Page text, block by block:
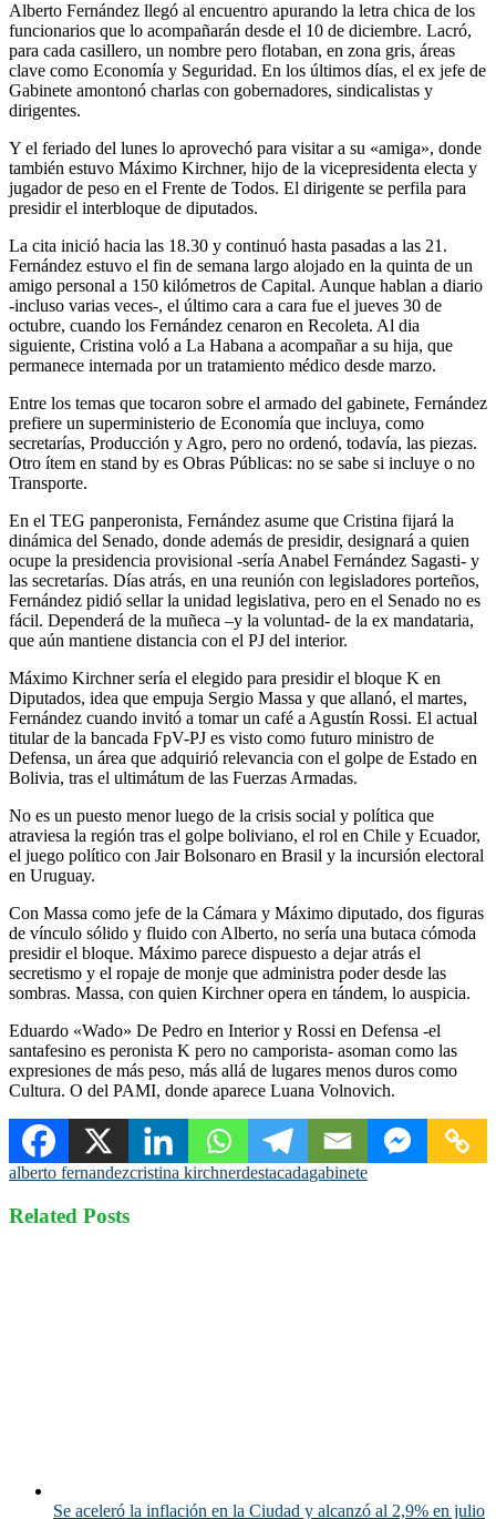
Alberto Fernández​ llegó al encuentro apurando la letra chica de los
funcionarios que lo acompañarán desde el 10 de diciembre. Lacró,
para cada casillero, un nombre pero flotaban, en zona gris, áreas
clave como Economía y Seguridad. En los últimos días, el ex jefe de
Gabinete amontonó charlas con gobernadores, sindicalistas y
dirigentes.
Y el feriado del lunes lo aprovechó para visitar a su «amiga», donde
también estuvo Máximo Kirchner, hijo de la vicepresidenta electa y
jugador de peso en el Frente de Todos. El dirigente se perfila para
presidir el interbloque de diputados.
La cita inició hacia las 18.30 y continuó hasta pasadas a las 21.
Fernández estuvo el fin de semana largo alojado en la quinta de un
amigo personal a 150 kilómetros de Capital. Aunque hablan a diario
-incluso varias veces-, el último cara a cara fue el jueves 30 de
octubre, cuando los Fernández cenaron en Recoleta. Al dia
siguiente, Cristina voló a La Habana a acompañar a su hija, que
permanece internada por un tratamiento médico desde marzo.
Entre los temas que tocaron sobre el armado del gabinete, Fernández
prefiere un superministerio de Economía que incluya, como
secretarías, Producción y Agro, pero no ordenó, todavía, las piezas.
Otro ítem en stand by es Obras Públicas: no se sabe si incluye o no
Transporte.
En el TEG panperonista, Fernández asume que Cristina fijará la
dinámica del Senado, donde además de presidir, designará a quien
ocupe la presidencia provisional -sería Anabel Fernández Sagasti- y
las secretarías. Días atrás, en una reunión con legisladores porteños,
Fernández pidió sellar la unidad legislativa, pero en el Senado no es
fácil. Dependerá de la muñeca –y la voluntad- de la ex mandataria,
que aún mantiene distancia con el PJ del interior.
Máximo Kirchner sería el elegido para presidir el bloque K en
Diputados, idea que empuja Sergio Massa y que allanó, el martes,
Fernández cuando invitó a tomar un café a Agustín Rossi​. El actual
titular de la bancada FpV-PJ es visto como futuro ministro de
Defensa, un área que adquirió relevancia con el golpe de Estado en
Bolivia, tras el ultimátum de las Fuerzas Armadas.
No es un puesto menor luego de la crisis social y política que
atraviesa la región tras el golpe boliviano, el rol en Chile y Ecuador,
el juego político con Jair Bolsonaro en Brasil y la incursión electoral
en Uruguay.
Con Massa como jefe de la Cámara y Máximo diputado, dos figuras
de vínculo sólido y fluido con Alberto, no sería una butaca cómoda
presidir el bloque. Máximo parece dispuesto a dejar atrás el
secretismo y el ropaje de monje que administra poder desde las
sombras. Massa, con quien Kirchner opera en tándem, lo auspicia.
Eduardo «Wado» De Pedro en Interior y Rossi en Defensa -el
santafesino es peronista K pero no camporista- asoman como las
expresiones de más peso, más allá de lugares menos duros como
Cultura. O del PAMI, donde aparece Luana Volnovich.
alberto fernandezcristina kirchnerdestacadagabinete
Related Posts
Se aceleró la inflación en la Ciudad y alcanzó al 2,9% en julio